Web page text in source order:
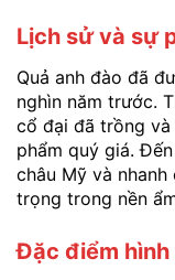
Lịch sử và sự
Quả anh đào đã
nghìn năm trước.
cổ đại đã trồng
phẩm quý giá.
châu Mỹ và
trọng trong nền
Đặc điểm